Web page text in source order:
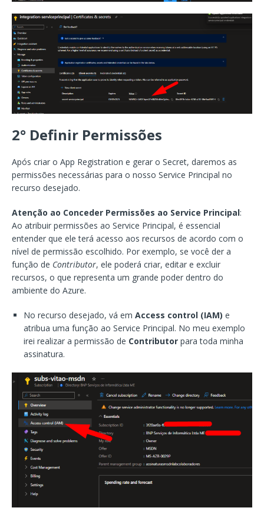
2° Definir Permissões
Após criar o App Registration e gerar o Secret, daremos as
permissões necessárias para o nosso Service Principal no
recurso desejado.
Atenção ao Conceder Permissões ao Service Principal:
Ao atribuir permissões ao Service Principal, é essencial
entender que ele terá acesso aos recursos de acordo com o
nível de permissão escolhido. Por exemplo, se você der a
função de Contributor, ele poderá criar, editar e excluir
recursos, o que representa um grande poder dentro do
ambiente do Azure.
No recurso desejado, vá em Access control (IAM) e
atribua uma função ao Service Principal. No meu exemplo
irei realizar a permissão de Contributor para toda minha
assinatura.